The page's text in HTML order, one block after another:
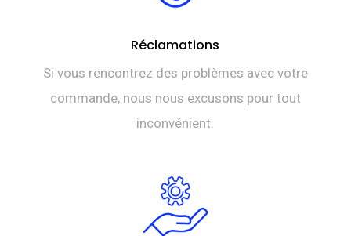
Réclamations
Si vous rencontrez des problèmes avec votre
commande, nous nous excusons pour tout
inconvénient.